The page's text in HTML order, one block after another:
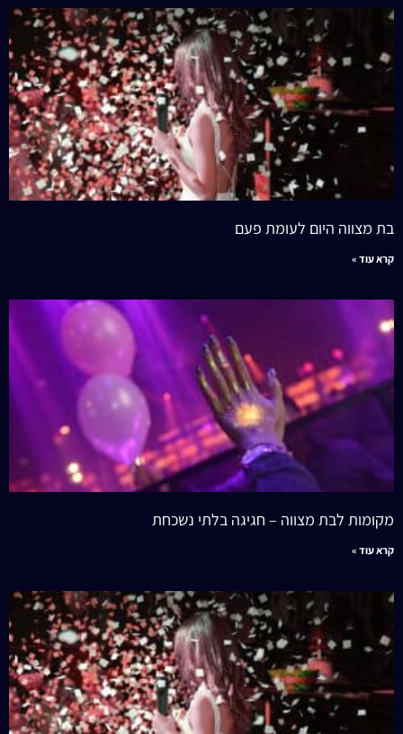
בת מצווה היום לעומת פעם
קרא עוד »
מקומות לבת מצווה – חגיגה בלתי נשכחת
קרא עוד »